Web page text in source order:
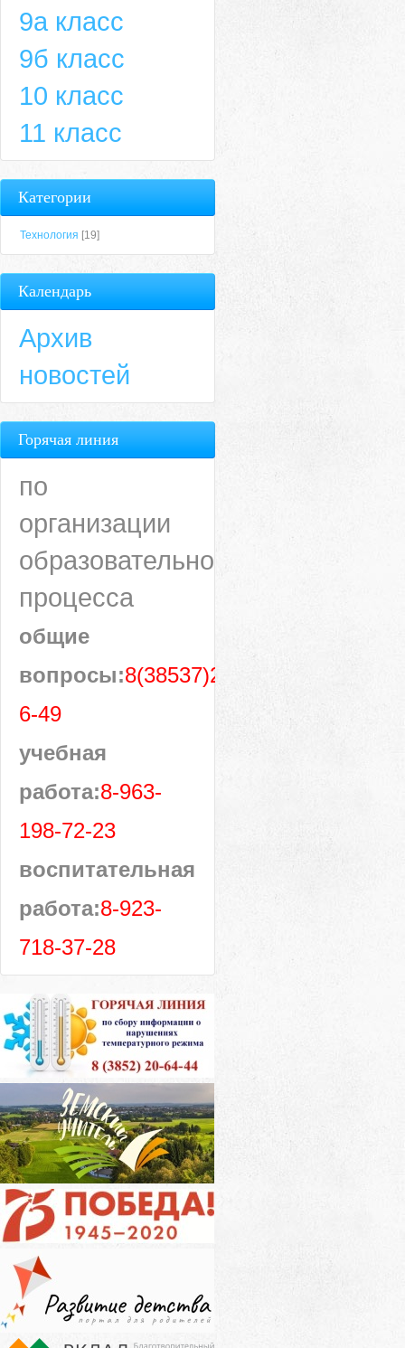
9а класс
9б класс
10 класс
11 класс
Категории
Технология [19]
Календарь
Архив
новостей
Горячая линия
по
организации
образовательного
процесса
общие
вопросы:8(38537)28-
6-49
учебная
работа:8-963-
198-72-23
воспитательная
работа:8-923-
718-37-28